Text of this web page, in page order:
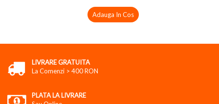
Adauga In Cos
LIVRARE GRATUITA
La Comenzi > 400 RON
PLATA LA LIVRARE